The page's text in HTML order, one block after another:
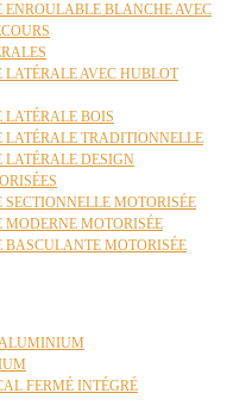
ENROULABLE BLANCHE AVEC
LATÉRALE AVEC HUBLOT
LATÉRALE BOIS
LATÉRALE TRADITIONNELLE
LATÉRALE DESIGN
SECTIONNELLE MOTORISÉE
MODERNE MOTORISÉE
BASCULANTE MOTORISÉE
FERMÉ INTÉGRÉ